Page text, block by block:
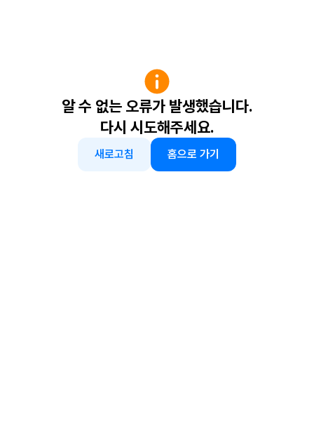
알 수 없는 오류가 발생했습니다.
다시 시도해주세요.
새로고침 홈으로 가기